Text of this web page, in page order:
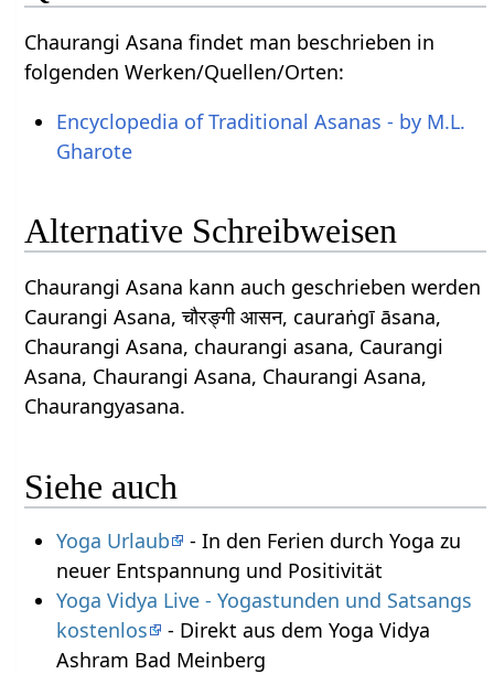
Chaurangi Asana findet man beschrieben in
folgenden Werken/Quellen/Orten:
Encyclopedia of Traditional Asanas - by M.L.
Gharote
Alternative Schreibweisen
Chaurangi Asana kann auch geschrieben werden
Caurangi Asana, चौरङ्गी आसन, cauraṅgī āsana,
Chaurangi Asana, chaurangi asana, Caurangi
Asana, Chaurangi Asana, Chaurangi Asana,
Chaurangyasana.
Siehe auch
Yoga Urlaub
- In den Ferien durch Yoga zu
neuer Entspannung und Positivität
Yoga Vidya Live - Yogastunden und Satsangs
kostenlos
- Direkt aus dem Yoga Vidya
Ashram Bad Meinberg